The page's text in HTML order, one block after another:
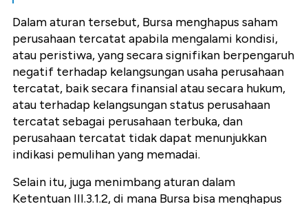
Dalam aturan tersebut, Bursa menghapus saham
perusahaan tercatat apabila mengalami kondisi,
atau peristiwa, yang secara signifikan berpengaruh
negatif terhadap kelangsungan usaha perusahaan
tercatat, baik secara finansial atau secara hukum,
atau terhadap kelangsungan status perusahaan
tercatat sebagai perusahaan terbuka, dan
perusahaan tercatat tidak dapat menunjukkan
indikasi pemulihan yang memadai.
Selain itu, juga menimbang aturan dalam
Ketentuan III.3.1.2, di mana Bursa bisa menghapus